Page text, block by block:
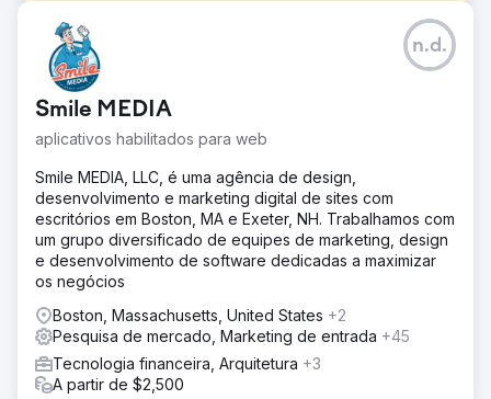
Desafio
Os concorrentes da SUBARU tornaram-se cada vez mais
agressivos nos seus esforços de pesquisa, licitando
contra termos do Modelo SUBARU, muitas vezes numa
base amplamente modificada, o que aumenta
significativamente os custos. Dadas as restrições
orçamentais, tivemos de criar uma abordagem
sustentável para diminuir o montante gasto.
Solução
Fase 1 – Configuração: SEP implementou públicos
“Somente Observar” para todos os esforços de Pesquisa
de Modelo SUBARU. Fase 2 – Análise: A SEP trabalhou
junto com o Google para concluir um estudo de “Co-
Pesquisa” que forneceu informações sobre quais
concorrentes veiculam anúncios contra a SUBARU com
mais frequência. Fase 3 – Teste de modificação de lance
Resultado
Smile MEDIA
aplicativos habilitados para web
n.d.
Smile MEDIA, LLC, é uma agência de design,
desenvolvimento e marketing digital de sites com
escritórios em Boston, MA e Exeter, NH. Trabalhamos com
um grupo diversificado de equipes de marketing, design
e desenvolvimento de software dedicadas a maximizar
os negócios
Boston, Massachusetts, United States +2
Pesquisa de mercado, Marketing de entrada +45
Tecnologia financeira, Arquitetura +3
A partir de $2,500